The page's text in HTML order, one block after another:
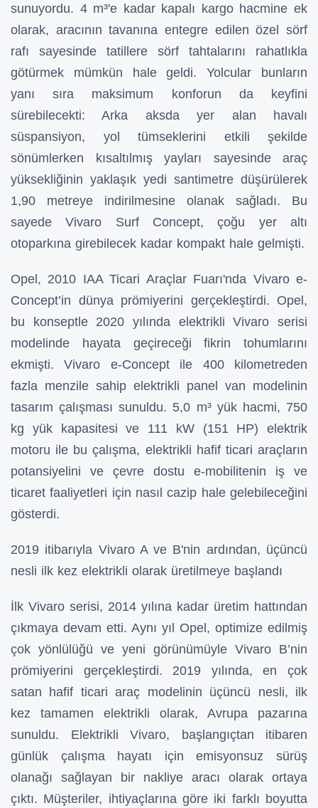
sunuyordu. 4 m³'e kadar kapalı kargo hacmine ek
olarak, aracının tavanına entegre edilen özel sörf
rafı sayesinde tatillere sörf tahtalarını rahatlıkla
götürmek mümkün hale geldi. Yolcular bunların
yanı sıra maksimum konforun da keyfini
sürebilecekti: Arka aksda yer alan havalı
süspansiyon, yol tümseklerini etkili şekilde
sönümlerken kısaltılmış yayları sayesinde araç
yüksekliğinin yaklaşık yedi santimetre düşürülerek
1,90 metreye indirilmesine olanak sağladı. Bu
sayede Vivaro Surf Concept, çoğu yer altı
otoparkına girebilecek kadar kompakt hale gelmişti.
Opel, 2010 IAA Ticari Araçlar Fuarı'nda Vivaro e-
Concept’in dünya prömiyerini gerçekleştirdi. Opel,
bu konseptle 2020 yılında elektrikli Vivaro serisi
modelinde hayata geçireceği fikrin tohumlarını
ekmişti. Vivaro e-Concept ile 400 kilometreden
fazla menzile sahip elektrikli panel van modelinin
tasarım çalışması sunuldu. 5,0 m³ yük hacmi, 750
kg yük kapasitesi ve 111 kW (151 HP) elektrik
motoru ile bu çalışma, elektrikli hafif ticari araçların
potansiyelini ve çevre dostu e-mobilitenin iş ve
ticaret faaliyetleri için nasıl cazip hale gelebileceğini
gösterdi.
2019 itibarıyla Vivaro A ve B'nin ardından, üçüncü
nesli ilk kez elektrikli olarak üretilmeye başlandı
İlk Vivaro serisi, 2014 yılına kadar üretim hattından
çıkmaya devam etti. Aynı yıl Opel, optimize edilmiş
çok yönlülüğü ve yeni görünümüyle Vivaro B’nin
prömiyerini gerçekleştirdi. 2019 yılında, en çok
satan hafif ticari araç modelinin üçüncü nesli, ilk
kez tamamen elektrikli olarak, Avrupa pazarına
sunuldu. Elektrikli Vivaro, başlangıçtan itibaren
günlük çalışma hayatı için emisyonsuz sürüş
olanağı sağlayan bir nakliye aracı olarak ortaya
çıktı. Müşteriler, ihtiyaçlarına göre iki farklı boyutta